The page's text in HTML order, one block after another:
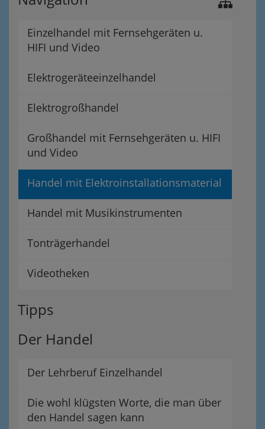
Einzelhandel mit Fernsehgeräten u.
HIFI und Video
Elektrogeräteeinzelhandel
Elektrogroßhandel
Großhandel mit Fernsehgeräten u. HIFI
und Video
Handel mit Elektroinstallationsmaterial
Handel mit Musikinstrumenten
Tonträgerhandel
Videotheken
Tipps
Der Handel
Der Lehrberuf Einzelhandel
Die wohl klügsten Worte, die man über
den Handel sagen kann